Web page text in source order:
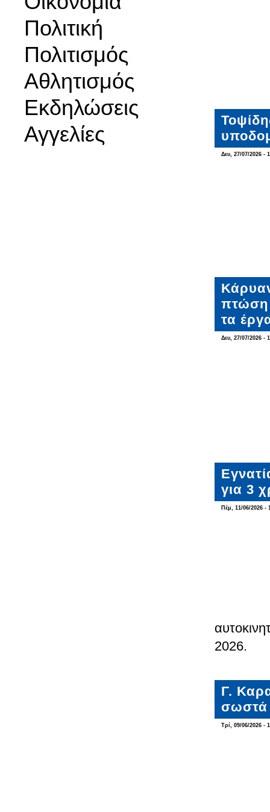
Πολιτική
Πολιτισμός
Αθλητισμός
Εκδηλώσεις
Αγγελίες
Δευ, 27/07/2026 -
πτώση
τα
Δευ, 27/07/2026 -
για 3
Πέμ, 11/06/2026 -
2026.
Γ.
σωστά
Τρί, 09/06/2026 -